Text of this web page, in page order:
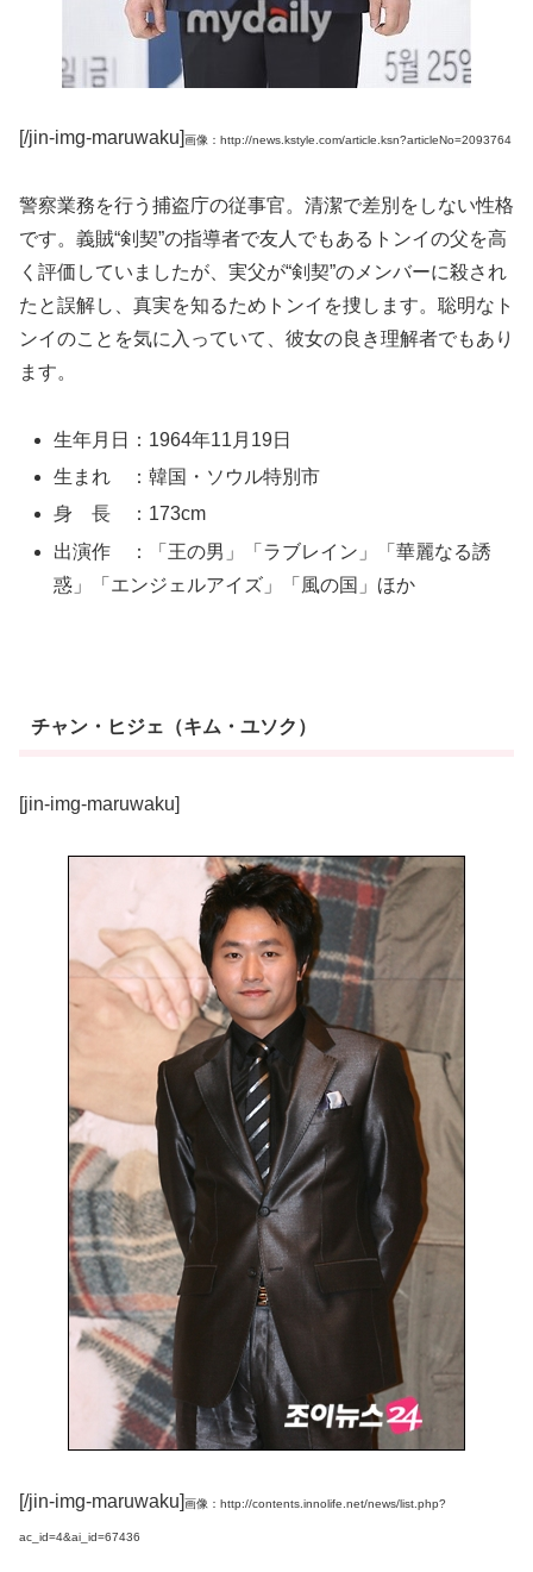
[/jin-img-maruwaku] 画像：http://news.kstyle.com/article.ksn?articleNo=2093764
警察業務を行う捕盗庁の従事官。清潔で差別をしない性格
です。義賊“剣契”の指導者で友人でもあるトンイの父を高
く評価していましたが、実父が“剣契”のメンバーに殺され
たと誤解し、真実を知るためトンイを捜します。聡明なト
ンイのことを気に入っていて、彼女の良き理解者でもあり
ます。
生年月日：1964年11月19日
生まれ ：韓国・ソウル特別市
身 長 ：173cm
出演作 ：「王の男」「ラブレイン」「華麗なる誘
惑」「エンジェルアイズ」「風の国」ほか
チャン・ヒジェ（キム・ユソク）
[jin-img-maruwaku]
[/jin-img-maruwaku]画像：http://contents.innolife.net/news/list.php?
ac_id=4&ai_id=67436